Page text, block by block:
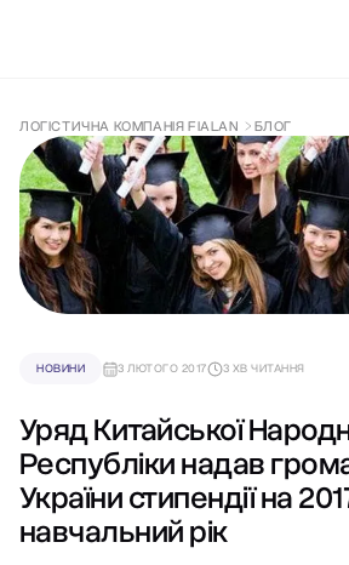
ЛОГІСТИЧНА КОМПАНІЯ FIALAN БЛОГ
НОВИНИ 3 ЛЮТОГО 2017 3 ХВ ЧИТАННЯ
Уряд Китайської
Республіки надав
України стипендії на
навчальний рік